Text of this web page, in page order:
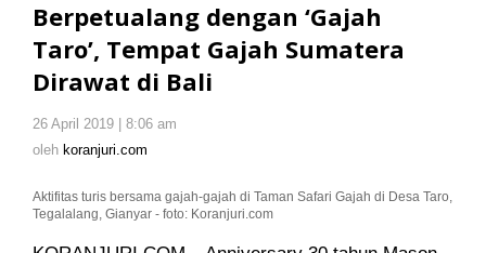
Taro',
Tempat
Gajah
Berpetualang dengan ‘Gajah
Taro’, Tempat Gajah Sumatera
Dirawat di Bali
26 April 2019 | 8:06 am
oleh koranjuri.com
Aktifitas turis bersama gajah-gajah di Taman Safari Gajah di Desa Taro,
Tegalalang, Gianyar - foto: Koranjuri.com